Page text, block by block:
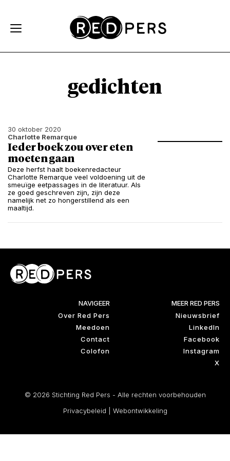
gedichten
30 oktober 2020
Charlotte Remarque
Ieder boek zou over eten
moeten gaan
Deze herfst haalt boekenredacteur
Charlotte Remarque veel voldoening uit de
smeuïge eetpassages in de literatuur. Als
ze goed geschreven zijn, zijn deze
namelijk net zo hongerstillend als een
maaltijd.
NAVIGEER
Over Red Pers
Meedoen
Contact
Colofon
MEER RED PERS
Nieuwsbrief
LinkedIn
Facebook
Instagram
X
© 2026 Stichting Red Pers - Alle rechten voorbehouden
Privacybeleid
Webontwikkeling